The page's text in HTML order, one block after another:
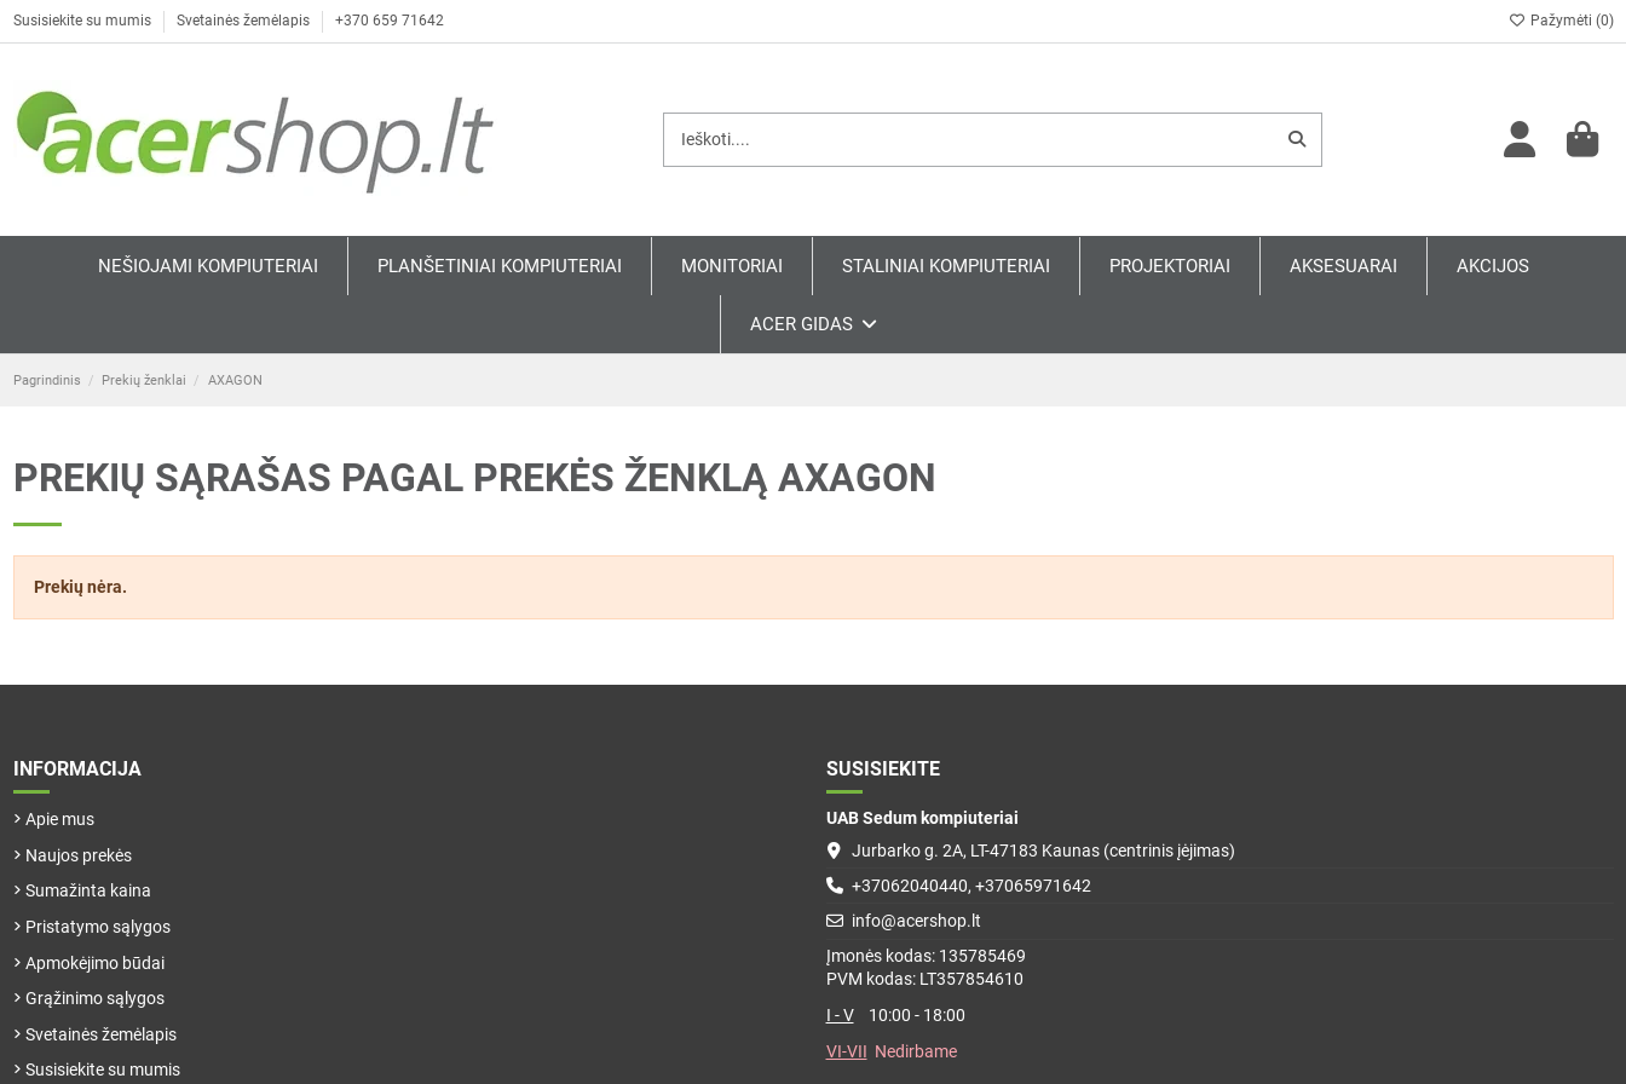
Susisiekite su mumis Svetainės žemėlapis +370 659 71642 Pažymėti (0)
NEŠIOJAMI KOMPIUTERIAI PLANŠETINIAI KOMPIUTERIAI MONITORIAI STALINIAI KOMPIUTERIAI PROJEKTORIAI AKSESUARAI AKCIJOS
ACER GIDAS
Pagrindinis Prekių ženklai AXAGON
PREKIŲ SĄRAŠAS PAGAL PREKĖS ŽENKLĄ AXAGON
Prekių nėra.
INFORMACIJA
Apie mus
Naujos prekės
Sumažinta kaina
Pristatymo sąlygos
Apmokėjimo būdai
Grąžinimo sąlygos
Svetainės žemėlapis
Susisiekite su mumis
SUSISIEKITE
UAB Sedum kompiuteriai
Jurbarko g. 2A, LT-47183 Kaunas (centrinis įėjimas)
+37062040440, +37065971642
info@acershop.lt
Įmonės kodas: 135785469
PVM kodas: LT357854610
I - V10:00 - 18:00
VI-VII Nedirbame